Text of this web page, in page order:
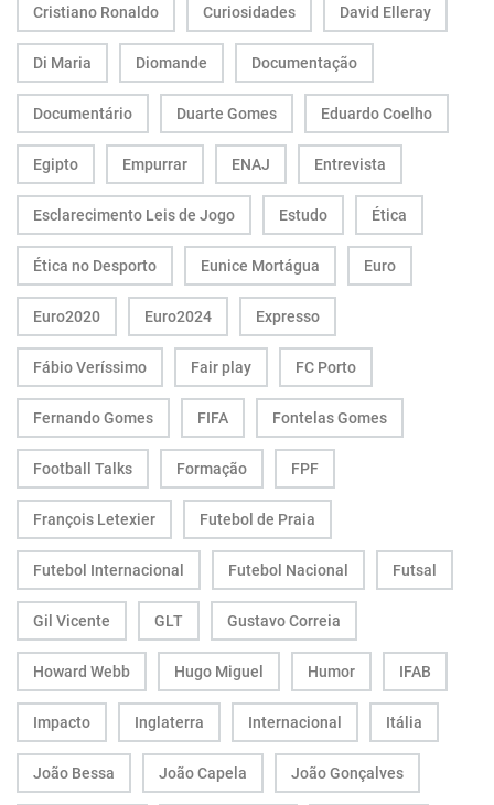
Cristiano Ronaldo Curiosidades David Elleray
Di Maria Diomande Documentação
Documentário Duarte Gomes Eduardo Coelho
Egipto Empurrar ENAJ Entrevista
Esclarecimento Leis de Jogo Estudo Ética
Ética no Desporto Eunice Mortágua Euro
Euro2020 Euro2024 Expresso
Fábio Veríssimo Fair play FC Porto
Fernando Gomes FIFA Fontelas Gomes
Football Talks Formação FPF
François Letexier Futebol de Praia
Futebol Internacional Futebol Nacional Futsal
Gil Vicente GLT Gustavo Correia
Howard Webb Hugo Miguel Humor IFAB
Impacto Inglaterra Internacional Itália
João Bessa João Capela João Gonçalves